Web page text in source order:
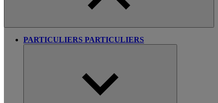
PARTICULIERS PARTICULIERS